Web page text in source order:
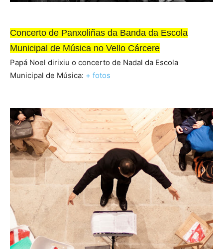
Concerto de Panxoliñas da Banda da Escola
Municipal de Música no Vello Cárcere
Papá Noel dirixiu o concerto de Nadal da Escola
Municipal de Música: + fotos